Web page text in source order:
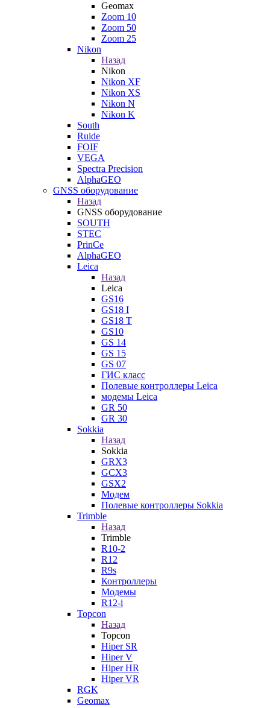
Geomax
Zoom 10
Zoom 50
Zoom 25
Nikon
Назад
Nikon
Nikon XF
Nikon XS
Nikon N
Nikon K
South
Ruide
FOIF
VEGA
Spectra Precision
AlphaGEO
GNSS оборудование
Назад
GNSS оборудование
SOUTH
STEC
PrinCe
AlphaGEO
Leica
Назад
Leica
GS16
GS18 I
GS18 T
GS10
GS 14
GS 15
GS 07
ГИС класс
Полевые контроллеры Leica
модемы Leica
GR 50
GR 30
Sokkia
Назад
Sokkia
GRX3
GCX3
GSX2
Модем
Полевые контроллеры Sokkia
Trimble
Назад
Trimble
R10-2
R12
R9s
Контроллеры
Модемы
R12-i
Topcon
Назад
Topcon
Hiper SR
Hiper V
Hiper HR
Hiper VR
RGK
Geomax